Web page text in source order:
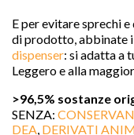

favorite
E per evitare sprechi e
di prodotto, abbinate
dispenser: si adatta a
Leggero e alla
>96,5% sostanze
SENZA:
DEA DERIVATI